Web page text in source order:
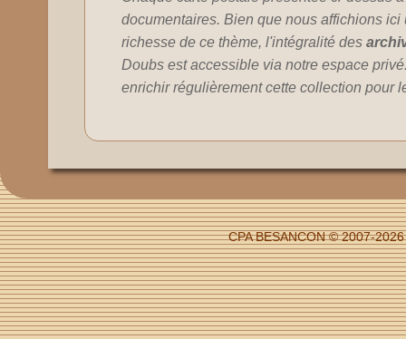
documentaires. Bien que nous affichions
richesse de ce thème, l'intégralité des
Doubs est accessible via notre espace
enrichir régulièrement cette collection pour
CPA BESANCON © 2007-